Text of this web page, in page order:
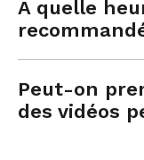
À quelle
Peut-on
des vidéos